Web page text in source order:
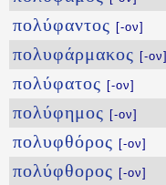
πολύφαντος [-ον]
πολυφάρμακος [-ον]
πολύφατος [-ον]
πολύφημος [-ον]
πολυφθόρος [-ον]
πολύφθορος [-ον]